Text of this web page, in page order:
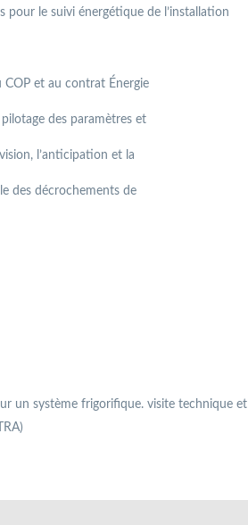
pour le suivi énergétique de l’installation
et au contrat Énergie
des paramètres et
l’anticipation et la
des décrochements de
un système frigoriﬁque. visite technique et